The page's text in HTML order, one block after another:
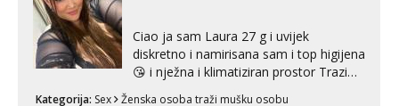
Ciao ja sam Laura 27 g i uvijek
diskretno i namirisana sam i top higijena
😘 i nježna i klimatiziran prostor Trazim
Kategorija: Sex Ženska osoba traži mušku osobu